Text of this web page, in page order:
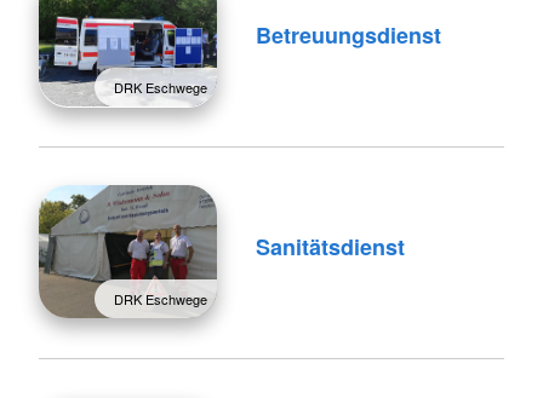
DRK Eschwege
Betreuungsdienst
DRK Eschwege
Sanitätsdienst